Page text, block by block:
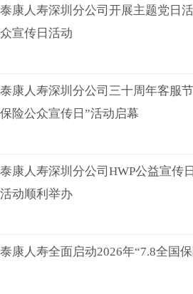
泰康人寿深圳分公司开展主题党日
众宣传日活动
泰康人寿深圳分公司三十周年客服
保险公众宣传日”活动启幕
泰康人寿深圳分公司HWP公益宣传
活动顺利举办
泰康人寿全面启动2026年“7.8全国